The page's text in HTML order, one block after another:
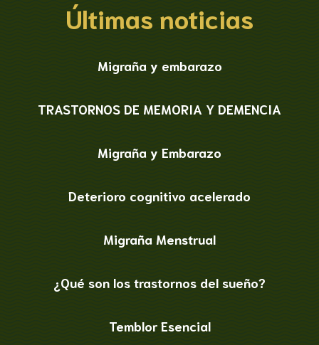
Últimas noticias
Migraña y embarazo
TRASTORNOS DE MEMORIA Y DEMENCIA
Migraña y Embarazo
Deterioro cognitivo acelerado
Migraña Menstrual
¿Qué son los trastornos del sueño?
Temblor Esencial